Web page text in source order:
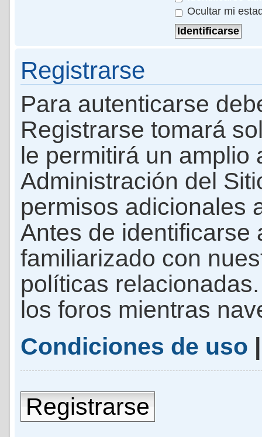
Ocultar mi
Registrarse
Para autenticarse
Registrarse tomará
le permitirá un amplio
Administración del
permisos adicionales
Antes de identificarse
familiarizado con
políticas
los foros mientras
Condiciones de uso
Registrarse